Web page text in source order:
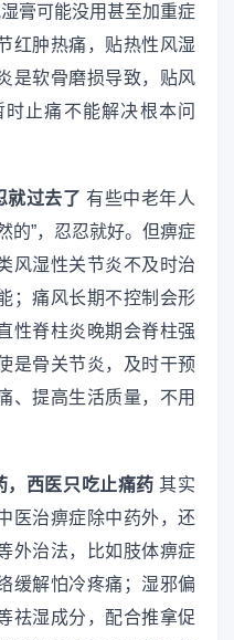
膏可能没用甚至加重症
红肿热痛，贴热性风湿
是软骨磨损导致，贴风
止痛不能解决根本问
就过去了 有些中老年人
的”，忍忍就好。但痹症
风湿性关节炎不及时治
；痛风长期不控制会形
性脊柱炎晚期会脊柱强
是骨关节炎，及时干预
、提高生活质量，不用
，西医只吃止痛药 其实
医治痹症除中药外，还
外治法，比如肢体痹症
缓解怕冷疼痛；湿邪偏
祛湿成分，配合推拿促